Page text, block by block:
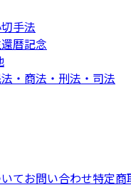
手法
暦記念
・商法・刑法・司法
てお問い合わせ特定商